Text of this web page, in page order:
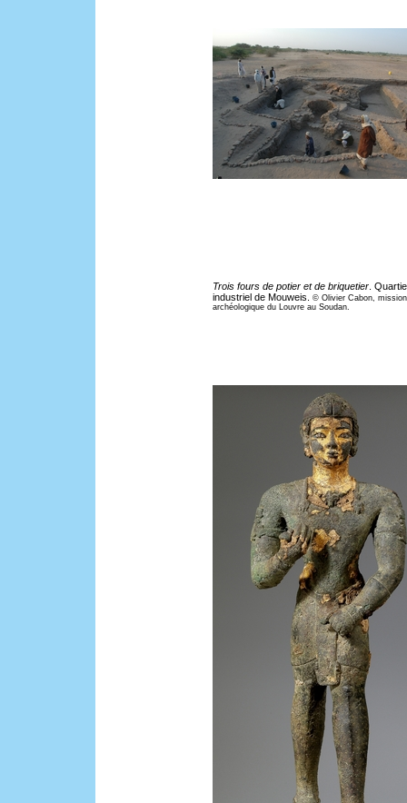
Trois fours de potier et de briquetier .
industriel de Mouweis. © Olivier Cabon, mission
archéologique du Louvre au Soudan.